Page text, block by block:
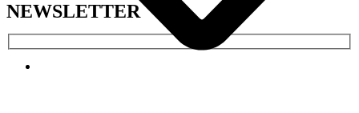
NEWSLETTER
NOME*